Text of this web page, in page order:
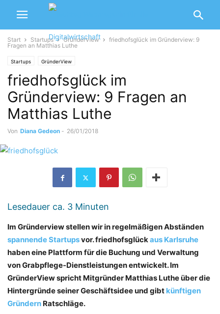
Start Startups GründerView
friedhofsglück im Gründerview: 9
Fragen an Matthias Luthe
Startups GründerView
friedhofsglück im
Gründerview: 9 Fragen an
Matthias Luthe
Von Diana Gedeon - 26/01/2018
Lesedauer ca. 3 Minuten
Im Gründerview stellen wir in regelmäßigen Abständen
spannende Startupsvor. friedhofsglückaus Karlsruhe
haben eine Plattform für die Buchung und Verwaltung
von Grabpflege-Dienstleistungen entwickelt. Im
GründerView spricht Mitgründer Matthias Luthe über die
Hintergründe seiner Geschäftsidee und gibt künftigen
Gründern Ratschläge.